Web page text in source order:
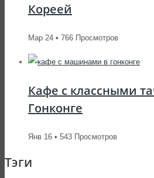
Кореей
Мар 24 • 766 Просмотров
Кафе с классными
Гонконге
Янв 16 • 543 Просмотров
Тэги